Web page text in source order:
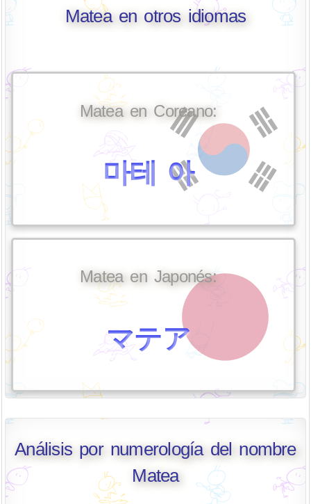
Matea en otros idiomas
Matea en Coreano:
마테 아
Matea en Japonés:
マテア
Análisis por numerología del nombre
Matea